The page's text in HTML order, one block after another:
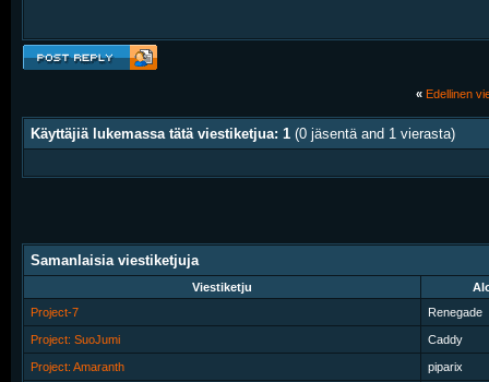
« Edellinen
Käyttäjiä lukemassa tätä viestiketjua: 1 (0 jäsentä and 1 vierasta)
Samanlaisia viestiketjuja
Viestiketju
Project-7
Renegade
Project: SuoJumi Caddy
Project: Amaranth piparix